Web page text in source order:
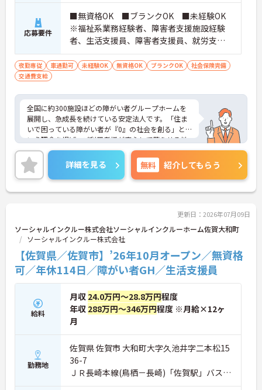
応募要件
■無資格OK ■ブランクOK ■未経験OK
※福祉系業務経験者、障害者支援施設経験
者、生活支援員、障害者支援員、就労支援
員、生活相談員等の経験歓迎
夜勤専従 車通勤可 未経験OK 無資格OK ブランクOK
社会保険完備
交通費支給
全国に約300施設ほどの障がい者グループホームを
展開し、急成長を続けている安定法人です。「住ま
いで困っている障がい者が『0』の社会を創る」と
いう理念を掲げ、ご利用者様が安心して暮らせる地
域社会の実現を目指しています。日中サービス支援
型のホームとして、ご利用者様一人ひとりを尊重し
た温かい支援を提供しています。グループホーム専
用に設計された新築物件を中心に運営しており、清
潔で快適な環境が整っています。入社時の研修をは
厚い教育体制を整えています。これまで培ってこら
れた福祉業界でのご経験や有資格者としての専門性
を存分に活かせる環境です。将来的に正社員を目指
すことができる登用制度や、外部研修の受講支援な
どもご用意しています。お食事の準備におきまして
も、レシピや食材の宅配サービスを利用することで
現場の負担を軽減しています。夜間も複数名体制を
確保しているため、安心して長くご活躍いただけま
す。
【柔軟な働き方が実現できる環境が整っています】
・基本残業は発生しないため、プライベートの時間
やWワークとの両立がしやすい環境です
【現場の負担を軽減するサポート体制が充実してい
詳細を見る 無料 紹介してもらう
更新日：2026年07月09日
ソーシャルインクルー株式会社ソーシャルインクルーホーム佐賀大和町
ソーシャルインクルー株式会社
【佐賀県／佐賀市】’26年10月オープン／無資格
可／年休114日／障がい者GH／生活支援員
給料
月収 24.0万円～28.8万円程度
年収 288万円～346万円程度 ※月給×12ヶ
月
勤務地
佐賀県 佐賀市 大和町大字久池井字二本松15
36-7
ＪＲ長崎本線(鳥栖－長崎)「佐賀駅」バス・
車16分